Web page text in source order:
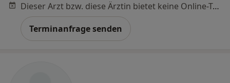
Dieser Arzt bzw. diese Ärztin bietet keine Online-Terminbuchung an diesem Standort an.
Terminanfrage senden